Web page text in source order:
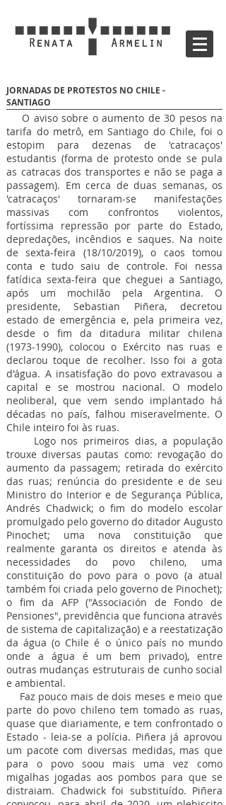
JORNADAS DE PROTESTOS NO CHILE -
SANTIAGO
O aviso sobre o aumento de 30 pesos na
tarifa do metrô, em Santiago do Chile, foi o
estopim para dezenas de 'catracaços'
estudantis (forma de protesto onde se pula
as catracas dos transportes e não se paga a
passagem). Em cerca de duas semanas, os
'catracaços' tornaram-se manifestações
massivas com confrontos violentos,
fortíssima repressão por parte do Estado,
depredações, incêndios e saques. Na noite
de sexta-feira (18/10/2019), o caos tomou
conta e tudo saiu de controle. Foi nessa
fatídica sexta-feira que cheguei a Santiago,
após um mochilão pela Argentina. O
presidente, Sebastian Piñera, decretou
estado de emergência e, pela primeira vez,
desde o fim da ditadura militar chilena
(1973-1990), colocou o Exército nas ruas e
declarou toque de recolher. Isso foi a gota
d'água. A insatisfação do povo extravasou a
capital e se mostrou nacional. O modelo
neoliberal, que vem sendo implantado há
décadas no país, falhou miseravelmente. O
Chile inteiro foi às ruas.
Logo nos primeiros dias, a população
trouxe diversas pautas como: revogação do
aumento da passagem; retirada do exército
das ruas; renúncia do presidente e de seu
Ministro do Interior e de Segurança Pública,
Andrés Chadwick; o fim do modelo escolar
promulgado pelo governo do ditador Augusto
Pinochet; uma nova constituição que
realmente garanta os direitos e atenda às
necessidades do povo chileno, uma
constituição do povo para o povo (a atual
também foi criada pelo governo de Pinochet);
o fim da AFP ("Associación de Fondo de
Pensiones", previdência que funciona através
de sistema de capitalização) e a reestatização
da água (o Chile é o único país no mundo
onde a água é um bem privado), entre
outras mudanças estruturais de cunho social
e ambiental.
Faz pouco mais de dois meses e meio que
parte do povo chileno tem tomado as ruas,
quase que diariamente, e tem confrontado o
Estado - leia-se a polícia. Piñera já aprovou
um pacote com diversas medidas, mas que
para o povo soou mais uma vez como
migalhas jogadas aos pombos para que se
distraiam. Chadwick foi substituído. Piñera